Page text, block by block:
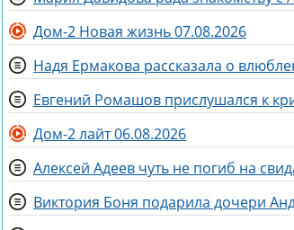
Дом-2 Новая жизнь 07.08.2026
Надя Ермакова рассказала о
Евгений Ромашов прислушался к
Дом-2 лайт 06.08.2026
Алексей Адеев чуть не погиб на
Виктория Боня подарила дочери